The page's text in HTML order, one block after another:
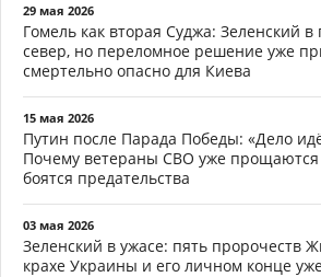
29 мая 2026
Гомель как вторая Суджа: Зеленский в
север, но переломное решение уже
смертельно опасно для Киева
15 мая 2026
Путин после Парада Победы: «Дело
Почему ветераны СВО уже прощаются
боятся предательства
03 мая 2026
Зеленский в ужасе: пять пророчеств
крахе Украины и его личном конце